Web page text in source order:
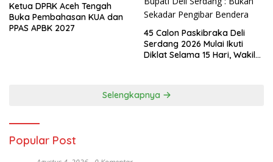
Ketua DPRK Aceh Tengah
Buka Pembahasan KUA dan
PPAS APBK 2027
45 Calon Paskibraka Deli
Serdang 2026 Mulai Ikuti
Diklat Selama 15 Hari, Wakil
Selengkapnya
Popular Post